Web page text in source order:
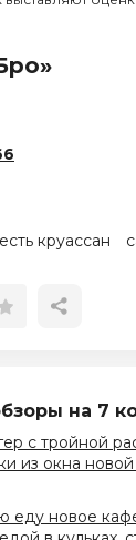
круассан
на 7
с тройной
из окна
еду новое